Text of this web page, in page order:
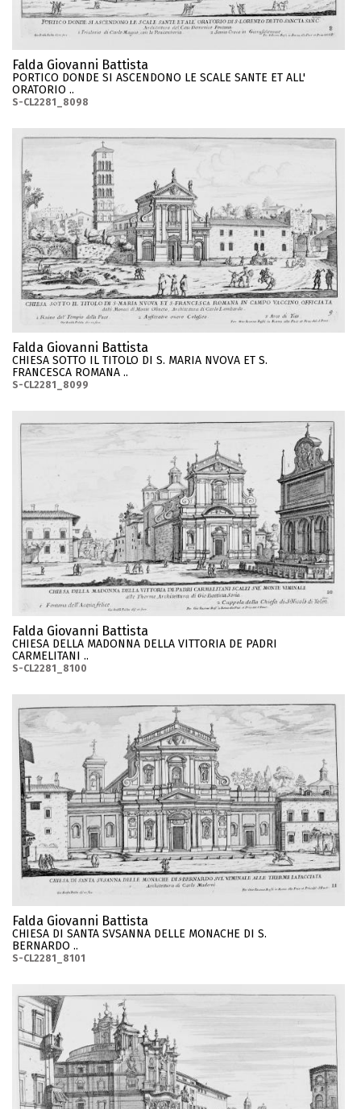
Falda Giovanni Battista
PORTICO DONDE SI ASCENDONO LE SCALE SANTE ET ALL'
ORATORIO ..
S-CL2281_8098
Falda Giovanni Battista
CHIESA SOTTO IL TITOLO DI S. MARIA NVOVA ET S.
FRANCESCA ROMANA ..
S-CL2281_8099
Falda Giovanni Battista
CHIESA DELLA MADONNA DELLA VITTORIA DE PADRI
CARMELITANI ..
S-CL2281_8100
Falda Giovanni Battista
CHIESA DI SANTA SVSANNA DELLE MONACHE DI S.
BERNARDO ..
S-CL2281_8101